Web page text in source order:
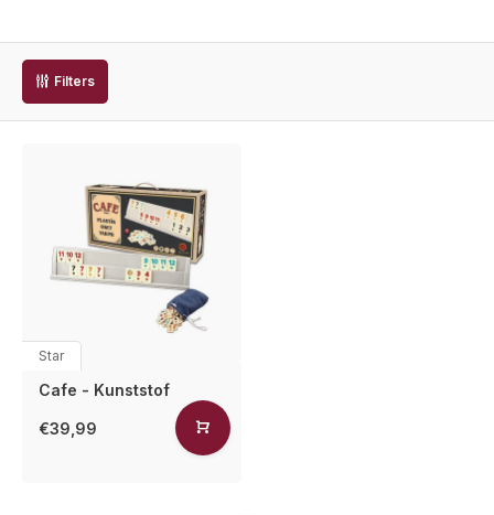
Filters
Star
Cafe - Kunststof
€39,99